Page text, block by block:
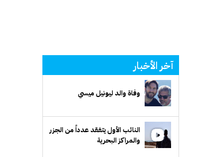
آخر الأخبار
وفاة والد ليونيل ميسي
النائب الأول يتفقد عدداً من الجزر
والمراكز البحرية